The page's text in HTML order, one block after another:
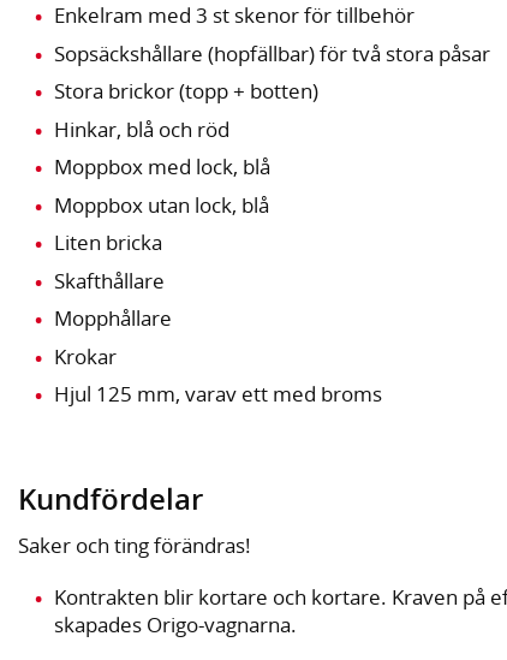
Enkelram med 3 st skenor för tillbehör
Sopsäckshållare (hopfällbar) för två stora påsar
Stora brickor (topp + botten)
Hinkar, blå och röd
Moppbox med lock, blå
Moppbox utan lock, blå
Liten bricka
Skafthållare
Mopphållare
Krokar
Hjul 125 mm, varav ett med broms
Kundfördelar
Saker och ting förändras!
Kontrakten blir kortare och kortare. Kraven på
skapades Origo-vagnarna.